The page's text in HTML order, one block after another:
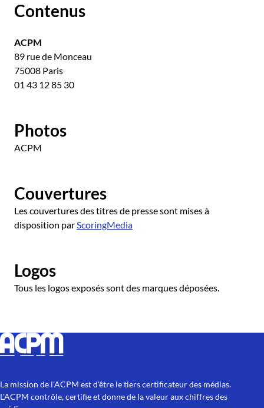
Contenus
ACPM
89 rue de Monceau
75008 Paris
01 43 12 85 30
Photos
ACPM
Couvertures
Les couvertures des titres de presse sont mises à
disposition parScoringMedia
Logos
Tous les logos exposés sont des marques déposées.
La mission de l'ACPM est d'être le tiers certificateur des médias.
L'ACPM contrôle, certifie et donne de la valeur aux chiffres des